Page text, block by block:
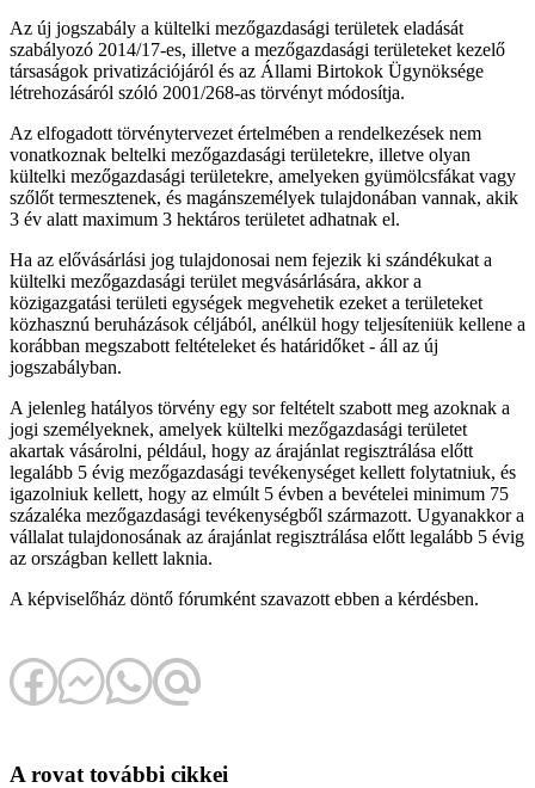
Az új jogszabály a kültelki mezőgazdasági területek eladását
szabályozó 2014/17-es, illetve a mezőgazdasági területeket kezelő
társaságok privatizációjáról és az Állami Birtokok Ügynöksége
létrehozásáról szóló 2001/268-as törvényt módosítja.
Az elfogadott törvénytervezet értelmében a rendelkezések nem
vonatkoznak beltelki mezőgazdasági területekre, illetve olyan
kültelki mezőgazdasági területekre, amelyeken gyümölcsfákat vagy
szőlőt termesztenek, és magánszemélyek tulajdonában vannak, akik
3 év alatt maximum 3 hektáros területet adhatnak el.
Ha az elővásárlási jog tulajdonosai nem fejezik ki szándékukat a
kültelki mezőgazdasági terület megvásárlására, akkor a
közigazgatási területi egységek megvehetik ezeket a területeket
közhasznú beruházások céljából, anélkül hogy teljesíteniük kellene a
korábban megszabott feltételeket és határidőket - áll az új
jogszabályban.
A jelenleg hatályos törvény egy sor feltételt szabott meg azoknak a
jogi személyeknek, amelyek kültelki mezőgazdasági területet
akartak vásárolni, például, hogy az árajánlat regisztrálása előtt
legalább 5 évig mezőgazdasági tevékenységet kellett folytatniuk, és
igazolniuk kellett, hogy az elmúlt 5 évben a bevételei minimum 75
százaléka mezőgazdasági tevékenységből származott. Ugyanakkor a
vállalat tulajdonosának az árajánlat regisztrálása előtt legalább 5 évig
az országban kellett laknia.
A képviselőház döntő fórumként szavazott ebben a kérdésben.
A rovat további cikkei